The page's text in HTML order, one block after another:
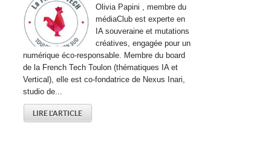
Olivia Papini , membre du
médiaClub est experte en
IA souveraine et mutations
créatives, engagée pour un
numérique éco-responsable. Membre du board
de la French Tech Toulon (thématiques IA et
Vertical), elle est co-fondatrice de Nexus Inari,
studio de...
LIRE L'ARTICLE